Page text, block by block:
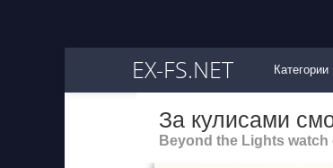
EX-FS.NET Категории
За кулисами
Beyond the Lights watch